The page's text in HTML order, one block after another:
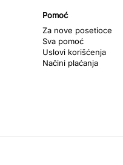
Pomoć
Za nove posetioce
Sva pomoć
Uslovi korišćenja
Načini plaćanja